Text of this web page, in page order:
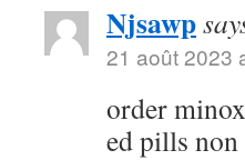
Njsawp
21 août 2023
order
ed pills